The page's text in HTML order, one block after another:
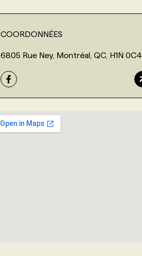
COORDONNÉES
6805 Rue Ney, Montréal, QC, H1N 0C4